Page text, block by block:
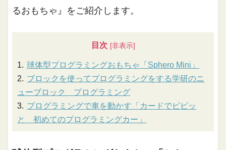
るおもちゃ』をご紹介します。
目次
球体型プログラミングおもちゃ「Sphero Mini」
ブロックを使ってプログラミングをする学研のニ
ューブロック プログラミング
プログラミングで車を動かす「カードでピピッ
と 初めてのプログラミングカー」